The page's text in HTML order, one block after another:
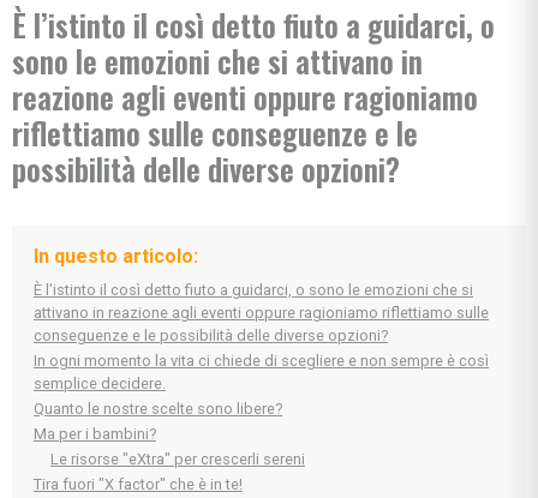
È l’istinto il così detto fiuto a guidarci, o
sono le emozioni che si attivano in
reazione agli eventi oppure ragioniamo
riflettiamo sulle conseguenze e le
possibilità delle diverse opzioni?
In questo articolo:
È l’istinto il così detto fiuto a guidarci, o sono le emozioni che si
attivano in reazione agli eventi oppure ragioniamo riflettiamo sulle
conseguenze e le possibilità delle diverse opzioni?
In ogni momento la vita ci chiede di scegliere e non sempre è così
semplice decidere.
Quanto le nostre scelte sono libere?
Ma per i bambini?
Le risorse "eXtra" per crescerli sereni
Tira fuori "X factor" che è in te!